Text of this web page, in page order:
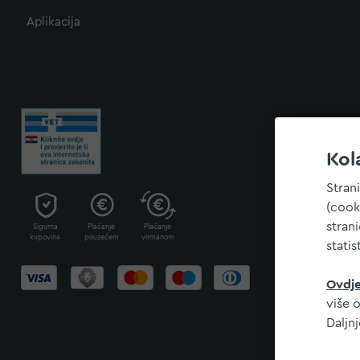
više
Aplikacija
Sigurna
kupovina
Plaćanje
pouzećem
Plaćanje
virmanom